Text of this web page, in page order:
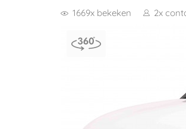
1669x bekeken 2x